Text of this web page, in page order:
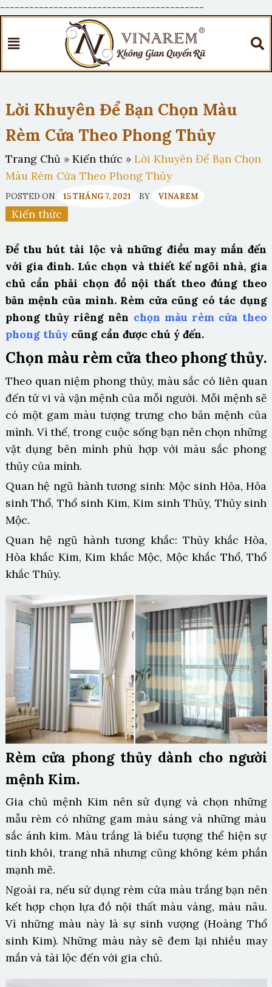
------------------------------------------
Lời Khuyên Để Bạn Chọn Màu
Rèm Cửa Theo Phong Thủy
Trang Chủ » Kiến thức » Lời Khuyên Để Bạn Chọn
Màu Rèm Cửa Theo Phong Thủy
POSTED ON 15 THÁNG 7, 2021 BY VINAREM
Kiến thức
Để thu hút tài lộc và những điều may mắn đến
với gia đình. Lúc chọn và thiết kế ngôi nhà, gia
chủ cần phải chọn đồ nội thất theo đúng theo
bản mệnh của mình. Rèm cửa cũng có tác dụng
phong thủy riêng nên chọn màu rèm cửa theo
phong thủy cũng cần được chú ý đến.
Chọn màu rèm cửa theo phong thủy.
Theo quan niệm phong thủy, màu sắc có liên quan
đến tử vi và vận mệnh của mỗi người. Mỗi mệnh sẽ
có một gam màu tượng trưng cho bản mệnh của
mình. Vì thế, trong cuộc sống bạn nên chọn những
vật dụng bên mình phù hợp với màu sắc phong
thủy của mình.
Quan hệ ngũ hành tương sinh: Mộc sinh Hỏa, Hỏa
sinh Thổ, Thổ sinh Kim, Kim sinh Thủy, Thủy sinh
Mộc.
Quan hệ ngũ hành tương khắc: Thủy khắc Hỏa,
Hỏa khắc Kim, Kim khắc Mộc, Mộc khắc Thổ, Thổ
khắc Thủy.
Rèm cửa phong thủy dành cho người
mệnh Kim.
Gia chủ mệnh Kim nên sử dụng và chọn những
mẫu rèm có những gam màu sáng và những màu
sắc ánh kim. Màu trắng là biểu tượng thể hiện sự
tinh khôi, trang nhã nhưng cũng không kém phần
mạnh mẽ.
Ngoài ra, nếu sử dụng rèm cửa màu trắng bạn nên
kết hợp chọn lựa đồ nội thất màu vàng, màu nâu.
Vì những màu này là sự sinh vượng (Hoàng Thổ
sinh Kim). Những màu này sẽ đem lại nhiều may
mắn và tài lộc đến với gia chủ.